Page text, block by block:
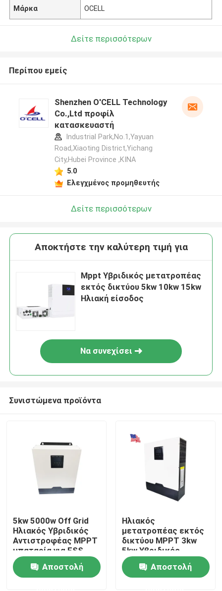
Αρχική Σελίδα
Προϊόντα
Μάρκα OCELL
Δείτε περισσότερων
Περίπου εμείς
Shenzhen O'CELL Technology
Co.,Ltd προφίλ
κατασκευαστή
Industrial Park,No.1,Yayuan
Road,Xiaoting District,Yichang
City,Hubei Province ,ΚΙΝΑ
5.0
Ελεγχμένος προμηθευτής
Δείτε περισσότερων
Αποκτήστε την καλύτερη τιμή για
Mppt Υβριδικός μετατροπέας
εκτός δικτύου 5kw 10kw 15kw
Ηλιακή είσοδος
Να συνεχίσει
Συνιστώμενα προϊόντα
5kw 5000w Off Grid
Ηλιακός Υβριδικός
Αντιστροφέας MPPT
μπαταρία για ESS
Αποστολή
Ηλιακός
μετατροπέας εκτός
δικτύου MPPT 3kw
5kw Υβριδικός
ηλιακός
μετατροπέας
Αποστολή